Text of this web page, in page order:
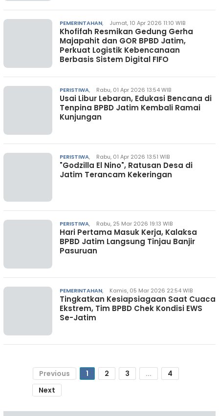
PEMERINTAHAN, Jumat, 10 Apr 2026 11:10 WIB
Khofifah Resmikan Gedung Gerha
Majapahit dan GOR BPBD Jatim,
Perkuat Logistik Kebencanaan
Berbasis Sistem Digital FIFO
PERISTIWA, Rabu, 01 Apr 2026 13:54 WIB
Usai Libur Lebaran, Edukasi Bencana di
Tenpina BPBD Jatim Kembali Ramai
Kunjungan
PERISTIWA, Rabu, 01 Apr 2026 13:51 WIB
"Godzilla El Nino", Ratusan Desa di
Jatim Terancam Kekeringan
PERISTIWA, Rabu, 25 Mar 2026 19:13 WIB
Hari Pertama Masuk Kerja, Kalaksa
BPBD Jatim Langsung Tinjau Banjir
Pasuruan
PEMERINTAHAN, Kamis, 05 Mar 2026 22:54 WIB
Tingkatkan Kesiapsiagaan Saat Cuaca
Ekstrem, Tim BPBD Chek Kondisi EWS
Se-Jatim
Previous 1 2 3 ...
4
Next